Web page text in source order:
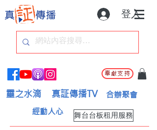
登入
奉獻支持
靈之水滴 真証傳播TV 合辦聚會
舞台台板租用服務
經動人心